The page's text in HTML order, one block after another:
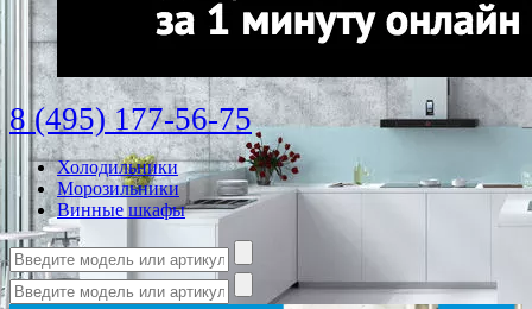
8 (495) 177-56-75
Холодильники
Морозильники
Винные шкафы